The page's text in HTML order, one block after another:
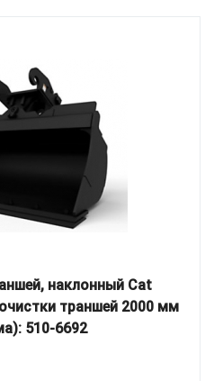
наклонный Cat
траншей 2000 мм
510-6692